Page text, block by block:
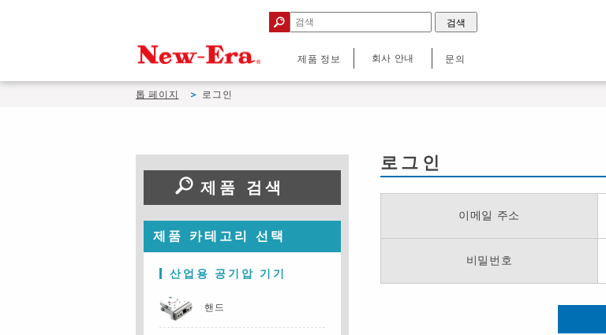
제품 정보 회사 안내 문의
톱 페이지 로그인
로그인
이메일 주소
비밀번호
제품 검색
제품 카테고리 선택
산업용 공기압 기기
핸드